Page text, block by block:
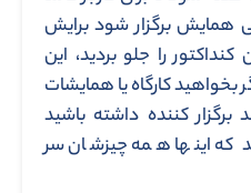
برگزار شود برایش
را جلو بردید، این
کارگاه یا همایشات
کننده داشته باشید
که اینها همه چیزشان سر